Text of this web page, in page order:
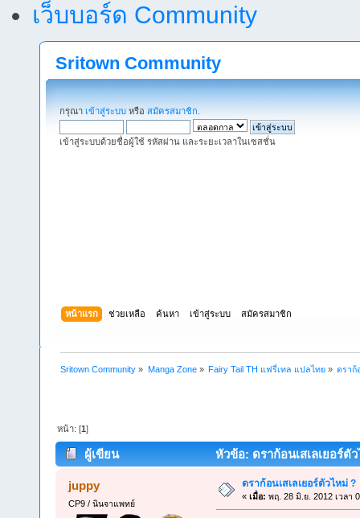
เว็บบอร์ด Community
Sritown Community
กรุณา เข้าสู่ระบบ หรือ สมัครสมาชิก
เข้าสู่ระบบด้วยชื่อผู้ใช้ รหัสผ่าน และระยะเวลาในเซสชั่น
หน้าแรก ช่วยเหลือ ค้นหา เข้าสู่ระบบ สมัครสมาชิก
Sritown Community » Manga Zone» Fairy Tail TH แฟรี่เทล แปลไทย» ดราก้
หน้า: [1]
ผู้เขียน หัวข้อ: ดราก้อนเสเลเยอร์ตั
juppy
CP9 / นินจาแพทย์
ดราก้อนเสเลเยอร์ตัวไหม่ ?
« เมื่อ: พฤ. 28 มิ.ย. 2012 เวลา